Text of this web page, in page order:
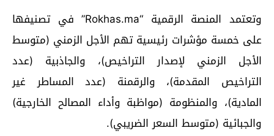
وتعتمد المنصة الرقمية “Rokhas.ma” في تصنيفها
على خمسة مؤشرات رئيسية تهم الأجل الزمني (متوسط
الأجل الزمني لإصدار التراخيص)، والجاذبية (عدد
التراخيص المقدمة)، والرقمنة (عدد المساطر غير
المادية)، والمنظومة (مواظبة وأداء المصالح الخارجية)
والجبائية (متوسط السعر الضريبي).